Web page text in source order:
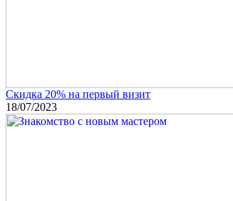
Скидка 20% на первый визит
18/07/2023